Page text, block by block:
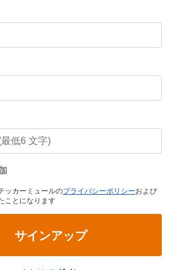
ッカーミュールのプライバシーポリシーおよび
ことになります
サインアップ